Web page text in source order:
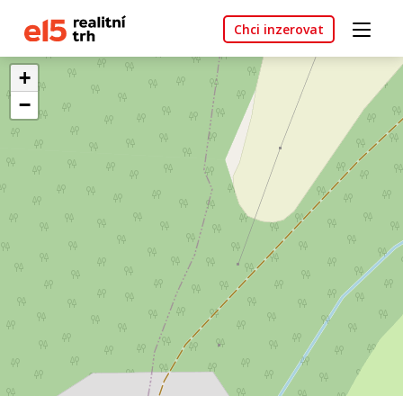
Chci inzerovat
+
−